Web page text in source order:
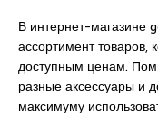
В интернет-магазине
ассортимент
доступным ценам.
разные аксессуары и
максимуму